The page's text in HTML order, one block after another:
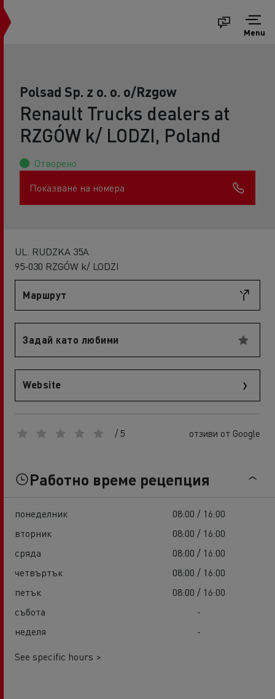
Menu
Polsad Sp. z o. o. o/Rzgow
Renault Trucks dealers at
RZGÓW k/ LODZI, Poland
Отворено
Показване на номера
UL. RUDZKA 35A
95-030 RZGÓW k/ LODZI
Маршрут
Задай като любими
Website
/ 5 отзиви от Google
Работно време рецепция
понеделник
08:00 / 16:00
вторник
08:00 / 16:00
сряда
08:00 / 16:00
четвъртък
08:00 / 16:00
петък
08:00 / 16:00
събота
-
неделя
-
See specific hours >